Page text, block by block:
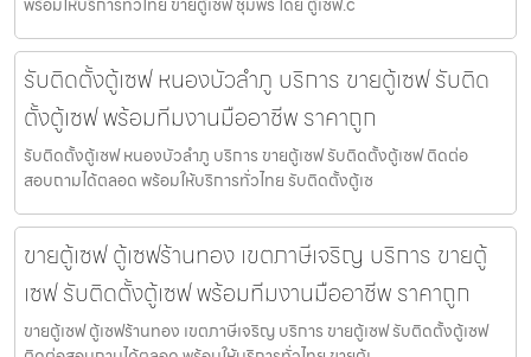
พร้อมให้บริการทั่วไทย ขายตู้เซฟ ชุมพร โดย ตู้เซฟ.c
รับติดตั้งตู้เซฟ หนองบัวลำภู บริการ ขายตู้เซฟ รับติด
ตั้งตู้เซฟ พร้อมทีมงานมืออาชีพ ราคาถูก
รับติดตั้งตู้เซฟ หนองบัวลำภู บริการ ขายตู้เซฟ รับติดตั้งตู้เซฟ ติดต่อ
สอบถามได้ตลอด พร้อมให้บริการทั่วไทย รับติดตั้งตู้เซ
ขายตู้เซฟ ตู้เซฟร้านทอง เขตภาษีเจริญ บริการ ขายตู้
เซฟ รับติดตั้งตู้เซฟ พร้อมทีมงานมืออาชีพ ราคาถูก
ขายตู้เซฟ ตู้เซฟร้านทอง เขตภาษีเจริญ บริการ ขายตู้เซฟ รับติดตั้งตู้เซฟ